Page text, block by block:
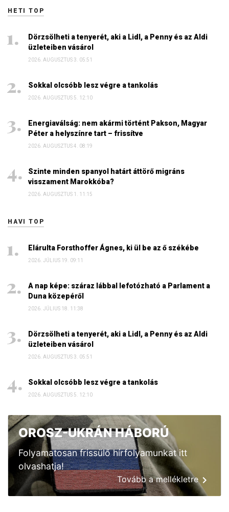
HETI TOP
Dörzsölheti a tenyerét, aki a Lidl, a Penny és az Aldi
üzleteiben vásárol
2026. AUGUSZTUS 3. 05:51
Sokkal olcsóbb lesz végre a tankolás
2026. AUGUSZTUS 5. 12:10
Energiaválság: nem akármi történt Pakson, Magyar
Péter a helyszínre tart – frissítve
2026. AUGUSZTUS 4. 08:19
Szinte minden spanyol határt áttörő migráns
visszament Marokkóba?
2026. AUGUSZTUS 1. 11:15
HAVI TOP
Elárulta Forsthoffer Ágnes, ki ül be az ő székébe
2026. JÚLIUS 19. 09:11
A nap képe: száraz lábbal lefotózható a Parlament a
Duna közepéről
2026. JÚLIUS 18. 11:38
Dörzsölheti a tenyerét, aki a Lidl, a Penny és az Aldi
üzleteiben vásárol
2026. AUGUSZTUS 3. 05:51
Sokkal olcsóbb lesz végre a tankolás
2026. AUGUSZTUS 5. 12:10
OROSZ-UKRÁN HÁBORÚ
Folyamatosan frissülő hírfolyamunkat itt
olvashatja!
Tovább a mellékletre